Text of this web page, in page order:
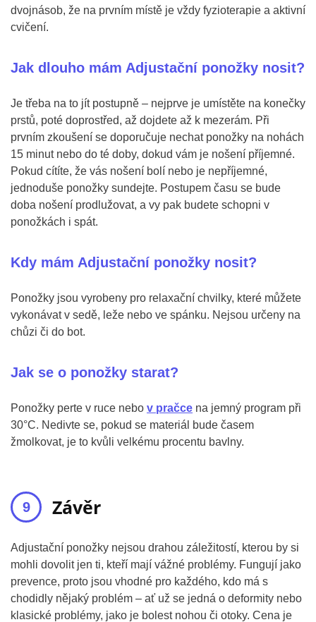
dvojnásob, že na prvním místě je vždy fyzioterapie a aktivní
cvičení.
Jak dlouho mám Adjustační ponožky nosit?
Je třeba na to jít postupně – nejprve je umístěte na konečky
prstů, poté doprostřed, až dojdete až k mezerám. Při
prvním zkoušení se doporučuje nechat ponožky na nohách
15 minut nebo do té doby, dokud vám je nošení příjemné.
Pokud cítíte, že vás nošení bolí nebo je nepříjemné,
jednoduše ponožky sundejte. Postupem času se bude
doba nošení prodlužovat, a vy pak budete schopni v
ponožkách i spát.
Kdy mám Adjustační ponožky nosit?
Ponožky jsou vyrobeny pro relaxační chvilky, které můžete
vykonávat v sedě, leže nebo ve spánku. Nejsou určeny na
chůzi či do bot.
Jak se o ponožky starat?
Ponožky perte v ruce nebo v pračce na jemný program při
30°C. Nedivte se, pokud se materiál bude časem
žmolkovat, je to kvůli velkému procentu bavlny.
Závěr
Adjustační ponožky nejsou drahou záležitostí, kterou by si
mohli dovolit jen ti, kteří mají vážné problémy. Fungují jako
prevence, proto jsou vhodné pro každého, kdo má s
chodidly nějaký problém – ať už se jedná o deformity nebo
klasické problémy, jako je bolest nohou či otoky. Cena je